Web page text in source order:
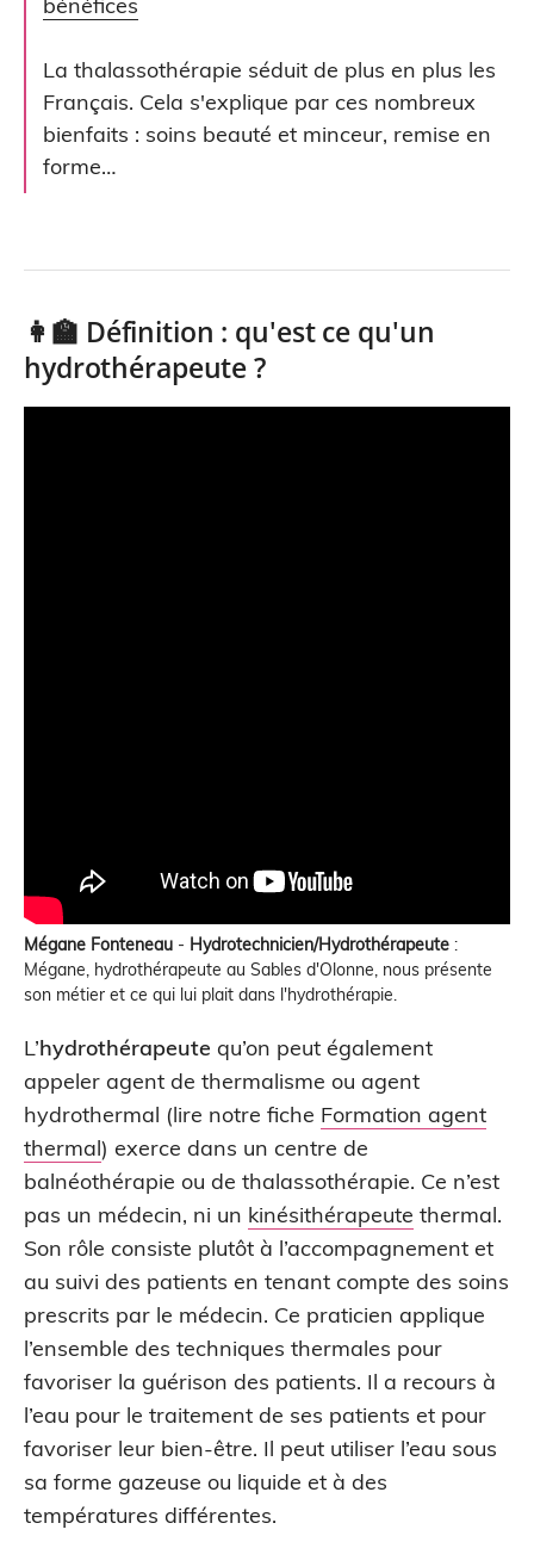
bénéfices
La thalassothérapie séduit de plus en plus les
Français. Cela s'explique par ces nombreux
bienfaits : soins beauté et minceur, remise en
forme…
👩‍🏫 Définition : qu'est ce qu'un
hydrothérapeute ?
Mégane Fonteneau - Hydrotechnicien/Hydrothérapeute :
Mégane, hydrothérapeute au Sables d'Olonne, nous présente
son métier et ce qui lui plait dans l'hydrothérapie.
L’hydrothérapeute qu’on peut également
appeler agent de thermalisme ou agent
hydrothermal (lire notre fiche Formation agent
thermal) exerce dans un centre de
balnéothérapie ou de thalassothérapie. Ce n’est
pas un médecin, ni un kinésithérapeute thermal.
Son rôle consiste plutôt à l’accompagnement et
au suivi des patients en tenant compte des soins
prescrits par le médecin. Ce praticien applique
l’ensemble des techniques thermales pour
favoriser la guérison des patients. Il a recours à
l’eau pour le traitement de ses patients et pour
favoriser leur bien-être. Il peut utiliser l’eau sous
sa forme gazeuse ou liquide et à des
températures différentes.